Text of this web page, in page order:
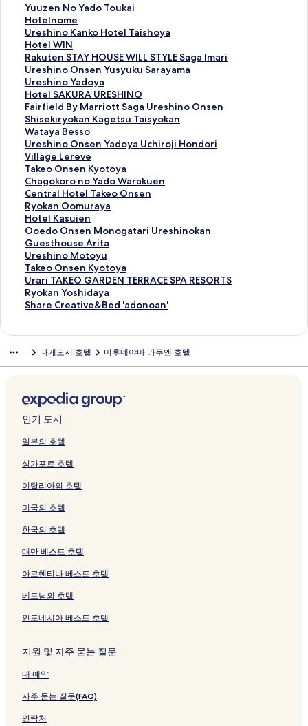
Yuuzen No Yado Toukai
Y
u
u
z
e
n
N
o
Y
a
d
o
T
o
u
k
a
i
페
이
지
를
여
는
링
Hotelnome
H
o
t
e
l
n
o
m
e
페
이
지
를
여
는
링
크
Ureshino Kanko Hotel Taishoya
U
r
e
s
h
i
n
o
K
a
n
k
o
H
o
t
e
l
T
a
i
s
h
페
이
여
는
링
크
Hotel WIN
H
o
t
e
l
W
I
N
페
이
지
를
여
는
링
크
Rakuten STAY HOUSE WILL STYLE Saga Imari
R
a
k
u
t
e
n
S
T
A
Y
H
O
U
S
E
W
I
L
L
S
S
a
I
m
a
i
이
지
를
여
링
Ureshino Onsen Yusyuku Sarayama
U
r
e
s
h
i
n
o
O
n
s
e
n
Y
u
s
y
u
k
u
y
a
페
이
지
여
링
크
Ureshino Yadoya
U
r
e
s
h
i
n
o
Y
a
d
o
y
a
페
이
지
를
여
Hotel SAKURA URESHINO
H
o
t
e
l
S
A
K
U
R
A
U
R
E
S
H
I
N
지
를
링
크
Fairfield By Marriott Saga Ureshino Onsen
F
a
i
r
f
i
e
l
d
B
y
M
a
r
r
i
o
g
r
e
s
h
n
O
n
s
e
페
지
여
는
링
Shisekiryokan Kagetsu Taisyokan
S
h
i
s
e
k
i
r
y
o
k
a
n
K
a
g
T
s
y
o
k
n
이
지
를
여
링
Wataya Besso
W
a
t
a
y
a
B
e
s
s
o
페
이
지
를
크
Ureshino Onsen Yadoya Uchiroji Hondori
U
r
e
s
h
i
n
o
O
n
s
e
n
Y
a
h
i
r
o
i
o
n
d
o
i
이
를
여
는
크
Village Lereve
V
i
l
l
a
g
e
L
e
r
e
v
e
를
여
크
Takeo Onsen Kyotoya
T
a
k
e
o
O
n
s
e
n
K
y
a
지
를
여
는
크
Chagokoro no Yado Warakuen
C
h
a
g
o
k
o
r
o
n
o
W
a
k
u
e
페
지
를
여
는
크
Central Hotel Takeo Onsen
C
e
n
t
r
a
l
H
o
t
k
O
n
s
e
페
지
를
여
는
크
Ryokan Oomuraya
R
y
o
k
a
n
O
o
m
a
지
를
여
는
크
Hotel Kasuien
H
o
t
e
l
K
a
s
페
를
여
는
링
Ooedo Onsen Monogatari Ureshinokan
O
o
e
d
o
O
n
M
o
g
a
t
a
i
r
e
s
h
n
k
n
페
이
를
는
크
Guesthouse Arita
G
u
e
s
t
h
A
t
a
페
이
를
는
링
크
Ureshino Motoyu
U
r
e
s
h
M
o
y
u
페
이
를
는
링
크
Takeo Onsen Kyotoya
T
a
k
e
e
y
o
t
o
a
이
지
를
여
링
Urari TAKEO GARDEN TERRACE SPA RESORTS
U
r
a
K
G
A
R
D
N
E
R
R
A
E
P
R
E
S
R
S
이
지
Ryokan Yoshidaya
R
y
Y
h
i
d
a
a
이
지
를
여
링
Share Creative&Bed 'adonoan'
S
C
a
t
i
v
&
e
d
'
a
o
o
n
'
페
지
여
링
크
다케오시 호텔 미후네야마 라쿠엔 호텔
인기 도시
일본의 호텔
싱가포르 호텔
이탈리아의 호텔
미국의 호텔
한국의 호텔
대만 베스트 호텔
아르헨티나 베스트 호텔
베트남의 호텔
인도네시아 베스트 호텔
지원 및 자주 묻는 질문
내 예약
자주 묻는 질문(FAQ)
연락처